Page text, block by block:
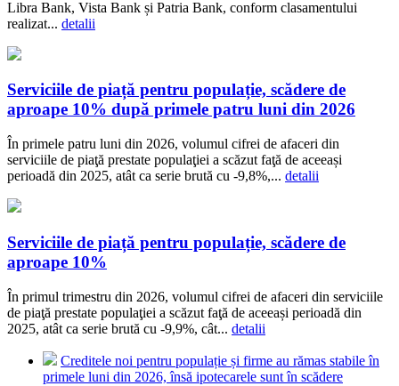
Libra Bank, Vista Bank și Patria Bank, conform clasamentului
realizat... detalii
Serviciile de piață pentru populație, scădere de
aproape 10% după primele patru luni din 2026
În primele patru luni din 2026, volumul cifrei de afaceri din
serviciile de piaţă prestate populaţiei a scăzut faţă de aceeași
perioadă din 2025, atât ca serie brută cu -9,8%,... detalii
Serviciile de piață pentru populație, scădere de
aproape 10%
În primul trimestru din 2026, volumul cifrei de afaceri din serviciile
de piaţă prestate populaţiei a scăzut faţă de aceeași perioadă din
2025, atât ca serie brută cu -9,9%, cât... detalii
Creditele noi pentru populație și firme au rămas stabile în
primele luni din 2026, însă ipotecarele sunt în scădere